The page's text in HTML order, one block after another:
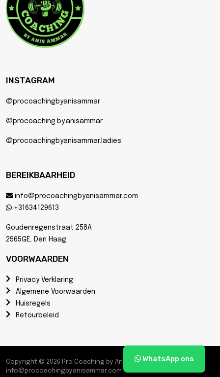
INSTAGRAM
@procoachingbyanisammar
@procoaching.by.anisammar
@procoachingbyanisammar.ladies
BEREIKBAARHEID
info@procoachingbyanisammar.com
+31634129613
Goudenregenstraat 258A
2565GE, Den Haag
VOORWAARDEN
Privacy Verklaring
Algemene Voorwaarden
Huisregels
Retourbeleid
Copyright © 2026 Pro Coaching by Anis Ammar |
info@procoachingbyanisammar.com
WhatsApp ons